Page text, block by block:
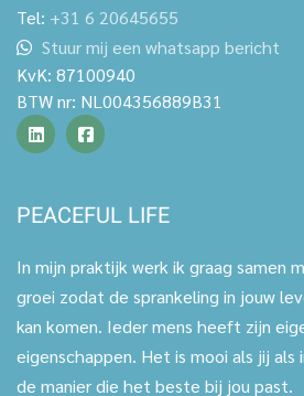
Tel: +31 6 20645655
Stuur mij een whatsapp bericht
KvK: 87100940
BTW nr: NL004356889B31
PEACEFUL LIFE
In mijn praktijk werk ik graag samen
groei zodat de sprankeling in jouw
kan komen. Ieder mens heeft zijn
eigenschappen. Het is mooi als jij als
de manier die het beste bij jou past.